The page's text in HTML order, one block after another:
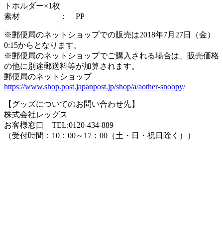
トホルダー×1枚
素材 ： PP
※郵便局のネットショップでの販売は2018年7月27日（金）
0:15からとなります。
※郵便局のネットショップでご購入される場合は、販売価格
の他に別途郵送料等が加算されます。
郵便局のネットショップ
https://www.shop.post.japanpost.jp/shop/a/aother-snoopy/
【グッズについてのお問い合わせ先】
株式会社レッグス
お客様窓口 TEL:0120-434-889
（受付時間：10：00～17：00（土・日・祝日除く））